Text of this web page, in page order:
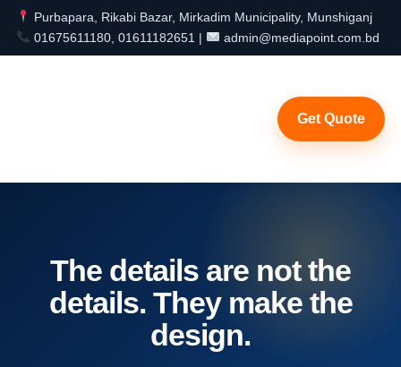
Purbapara, Rikabi Bazar, Mirkadim Municipality, Munshiganj
01675611180, 01611182651 |
admin@mediapoint.com.bd
Get Quote
The details are not the
details. They make the
design.